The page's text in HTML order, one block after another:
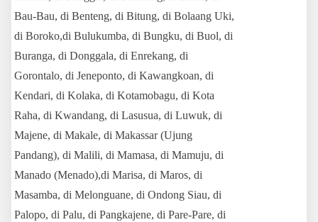
Bau-Bau, di Benteng, di Bitung, di Bolaang Uki,
di Boroko,di Bulukumba, di Bungku, di Buol, di
Buranga, di Donggala, di Enrekang, di
Gorontalo, di Jeneponto, di Kawangkoan, di
Kendari, di Kolaka, di Kotamobagu, di Kota
Raha, di Kwandang, di Lasusua, di Luwuk, di
Majene, di Makale, di Makassar (Ujung
Pandang), di Malili, di Mamasa, di Mamuju, di
Manado (Menado),di Marisa, di Maros, di
Masamba, di Melonguane, di Ondong Siau, di
Palopo, di Palu, di Pangkajene, di Pare-Pare, di